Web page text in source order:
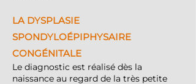
LA DYSPLASIE
SPONDYLOÉPIPHYSAIRE
CONGÉNITALE
Le diagnostic est réalisé dès la
naissance au regard de la très petite